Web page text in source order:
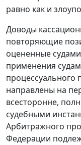
равно как и
Доводы
повторяющие
оцененные
применения
процессуального
направлены на
всесторонне,
судебными
Арбитражного
Федерации